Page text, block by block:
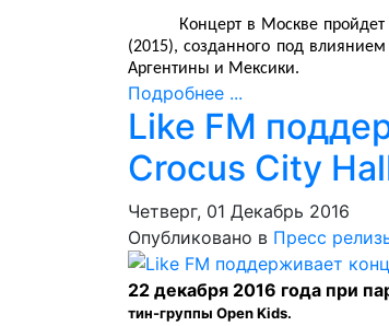
Концерт в Москве
(2015), созданного под
Аргентины и Мексики.
Подробнее ...
Like FM
Crocus City
Четверг, 01 Декабрь 2016
Опубликовано в Пресс
22 декабря 2016 года при
тин-группы Open Kids.